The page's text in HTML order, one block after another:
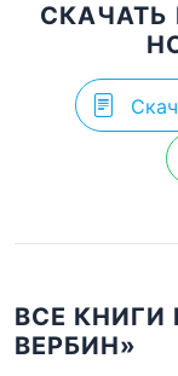
СКАЧАТЬ
ВСЕ КНИГИ
ВЕРБИН»